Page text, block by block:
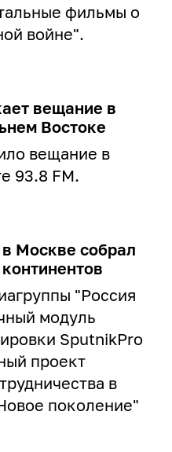
фильмы о
войне".
вещание в
Востоке
вещание в
93.8 FM.
Москве собрал
"Россия
модуль
SputnikPro
проект
в
поколение"